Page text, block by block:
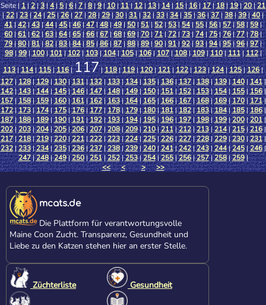
Seite |1|2|3|4|5|6|7|8|9|10|11|12|13|14|15|16|17|18|19|20|21
|22|23|24|25|26|27|28|29|30|31|32|33|34|35|36|37|38|39|40|
41|42|43|44|45|46|47|48|49|50|51|52|53|54|55|56|57|58|59|
60|61|62|63|64|65|66|67|68|69|70|71|72|73|74|75|76|77|78|
79|80|81|82|83|84|85|86|87|88|89|90|91|92|93|94|95|96|97|
98|99|100|101|102|103|104|105|106|107|108|109|110|111|112|
113|114|115|116|117|118|119|120|121|122|123|124|125|126|
127|128|129|130|131|132|133|134|135|136|137|138|139|140|141|
142|143|144|145|146|147|148|149|150|151|152|153|154|155|156|
157|158|159|160|161|162|163|164|165|166|167|168|169|170|171|
172|173|174|175|176|177|178|179|180|181|182|183|184|185|186|
187|188|189|190|191|192|193|194|195|196|197|198|199|200|201|
202|203|204|205|206|207|208|209|210|211|212|213|214|215|216|
217|218|219|220|221|222|223|224|225|226|227|228|229|230|231|
232|233|234|235|236|237|238|239|240|241|242|243|244|245|246|
247|248|249|250|251|252|253|254|255|256|257|258|259|
<<
< > >>
mcats.de
Die Plattform für verantwortungsvolle
Maine Coon Zucht. Transparenz, Gesundheit und
Liebe zu den Katzen stehen hier an erster Stelle.
Züchterliste Gesundheit